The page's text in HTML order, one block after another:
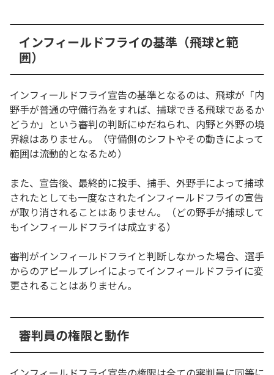
インフィールドフライの基準（飛球と範
囲）
インフィールドフライ宣告の基準となるのは、飛球が「内
野手が普通の守備行為をすれば、捕球できる飛球であるか
どうか」という審判の判断にゆだねられ、内野と外野の境
界線はありません。（守備側のシフトやその動きによって
範囲は流動的となるため）
また、宣告後、最終的に投手、捕手、外野手によって捕球
されたとしても一度なされたインフィールドフライの宣告
が取り消されることはありません。（どの野手が捕球して
もインフィールドフライは成立する）
審判がインフィールドフライと判断しなかった場合、選手
からのアピールプレイによってインフィールドフライに変
更されることはありません。
審判員の権限と動作